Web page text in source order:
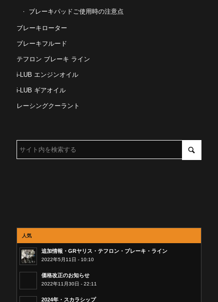
ブレーキパッドご使用時の注意点
ブレーキローター
ブレーキフルード
テフロン ブレーキ ライン
i-LUB エンジンオイル
i-LUB ギアオイル
レーシングクーラント
人気
追加情報・GRヤリス・テフロン・ブレーキ・ライン
2022年5月11日 - 10:10
価格改正のお知らせ
2022年11月30日 - 22:11
2024年・スカラシップ